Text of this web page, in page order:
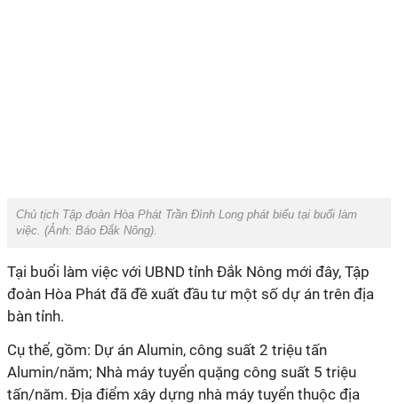
Chủ tịch Tập đoàn Hòa Phát Trần Đình Long phát biểu tại buổi làm
việc. (Ảnh: Báo Đắk Nông).
Tại buổi làm việc với UBND tỉnh Đắk Nông mới đây, Tập
đoàn Hòa Phát đã đề xuất đầu tư một số dự án trên địa
bàn tỉnh.
Cụ thể, gồm: Dự án Alumin, công suất 2 triệu tấn
Alumin/năm; Nhà máy tuyển quặng công suất 5 triệu
tấn/năm. Địa điểm xây dựng nhà máy tuyển thuộc địa